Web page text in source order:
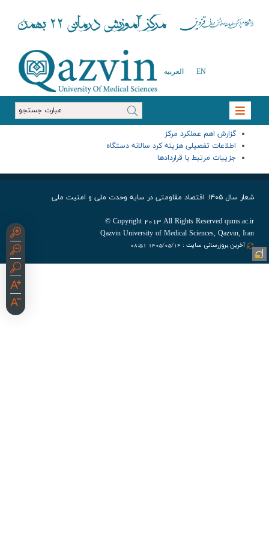
EN العربیه
گزارش اهم عملکرد مرکز
اطلاعات تفصیلی هزینه کرد سالانه دستگاه
جزییات مرتبط با قراردادها
شعار سال ۱۴۰۵: اقتصاد مقاومتی در سایه وحدت ملی و امنیت ملی
Copyright 2013 All Rights Reserved qums.ac.ir ©
Qazvin University of Medical Sciences, Qazvin, Iran
آخرین بروزرسانی سایت : 1405/05/14 08:51